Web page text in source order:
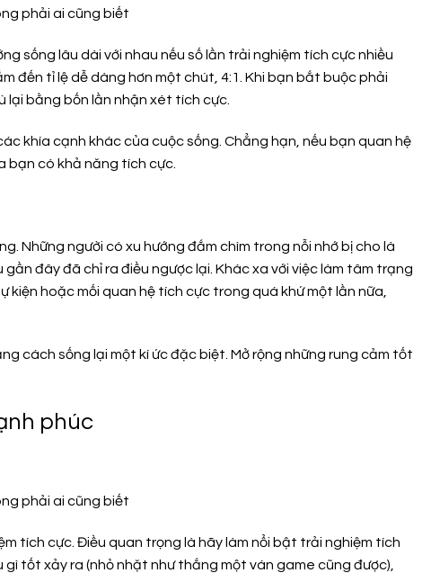
sống lâu dài với nhau nếu số lần trải nghiệm tích cực nhiều
đến tỉ lệ dễ dàng hơn một chút, 4:1. Khi bạn bắt buộc phải
lại bằng bốn lần nhận xét tích cực.
khía cạnh khác của cuộc sống. Chẳng hạn, nếu bạn quan hệ
bạn có khả năng tích cực.
Những người có xu hướng đắm chìm trong nỗi nhớ bị cho là
đây đã chỉ ra điều ngược lại. Khác xa với việc làm tâm trạng
kiện hoặc mối quan hệ tích cực trong quá khứ một lần nữa,
cách sống lại một kí ức đặc biệt. Mở rộng những rung cảm tốt
phúc
tích cực. Điều quan trọng là hãy làm nổi bật trải nghiệm tích
tốt xảy ra (nhỏ nhặt như thắng một ván game cũng được),